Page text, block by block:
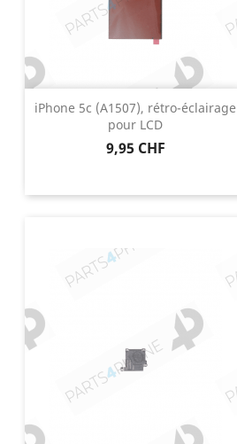
iPhone 5c (A1507), rétro-éclairage
pour LCD
Prix
9,95 CHF